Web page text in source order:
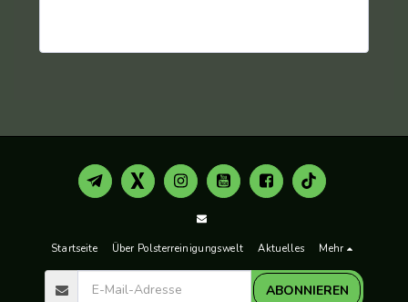
Startseite Über Polsterreinigungswelt Aktuelles Mehr
ABONNIEREN